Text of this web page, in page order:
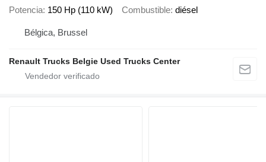
Potencia 150 Hp (110 kW) Combustible diésel
Bélgica, Brussel
Renault Trucks Belgie Used Trucks Center